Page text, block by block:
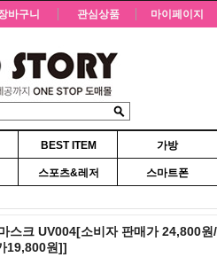
바구니 관심상품 마이페이지
BEST ITEM 가방
스포츠&레저 스마트폰
스크 UV004[소비자 판매가 24,800원/
19,800원]]